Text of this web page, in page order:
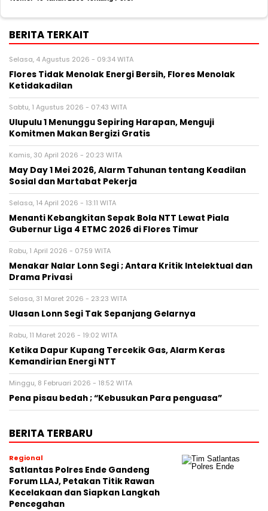
BERITA TERKAIT
Selasa, 4 Agustus 2026 - 09:34 WITA
Flores Tidak Menolak Energi Bersih, Flores Menolak
Ketidakadilan
Sabtu, 1 Agustus 2026 - 07:43 WITA
Ulupulu 1 Menunggu Sepiring Harapan, Menguji
Komitmen Makan Bergizi Gratis
Kamis, 30 April 2026 - 20:23 WITA
May Day 1 Mei 2026, Alarm Tahunan tentang Keadilan
Sosial dan Martabat Pekerja
Selasa, 14 April 2026 - 13:11 WITA
Menanti Kebangkitan Sepak Bola NTT Lewat Piala
Gubernur Liga 4 ETMC 2026 di Flores Timur
Rabu, 1 April 2026 - 07:59 WITA
Menakar Nalar Lonn Segi ; Antara Kritik Intelektual dan
Drama Privasi
Selasa, 31 Maret 2026 - 23:23 WITA
Ulasan Lonn Segi Tak Sepanjang Gelarnya
Rabu, 11 Maret 2026 - 19:02 WITA
Ketika Dapur Kupang Tercekik Gas, Alarm Keras
Kemandirian Energi NTT
Minggu, 8 Februari 2026 - 18:52 WITA
Pena pisau bedah ; “Kebusukan Para penguasa”
BERITA TERBARU
Regional
Satlantas Polres Ende Gandeng
Forum LLAJ, Petakan Titik Rawan
Kecelakaan dan Siapkan Langkah
Pencegahan